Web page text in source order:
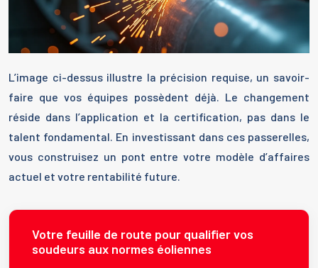
L’image ci-dessus illustre la précision requise, un savoir-
faire que vos équipes possèdent déjà. Le changement
réside dans l’application et la certification, pas dans le
talent fondamental. En investissant dans ces passerelles,
vous construisez un pont entre votre modèle d’affaires
actuel et votre rentabilité future.
Votre feuille de route pour qualifier vos
soudeurs aux normes éoliennes